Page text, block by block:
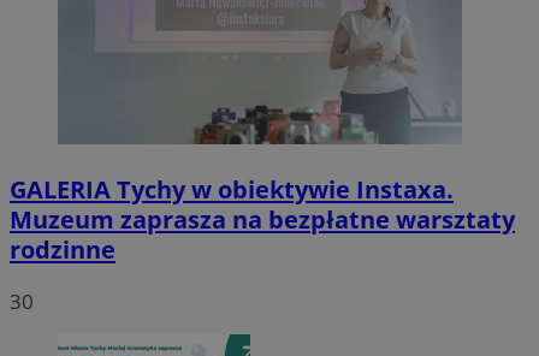
GALERIATychy w obiektywie Instaxa.
Muzeum zaprasza na bezpłatne warsztaty
rodzinne
30